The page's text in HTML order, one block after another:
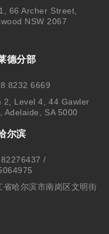
66 Archer Street,
NSW 2067
德分部
8232 6669
2, Level 4, 44 Gawler
Adelaide, SA 5000
尔滨
/
省哈尔滨市南岗区文明街